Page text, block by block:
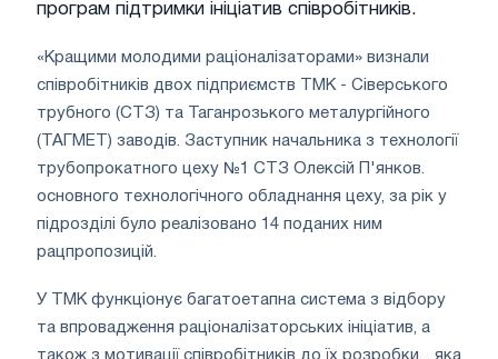
програм підтримки ініціатив співробітників.
«Кращими молодими раціоналізаторами» визнали
співробітників двох підприємств ТМК - Сіверського
трубного (СТЗ) та Таганрозького металургійного
(ТАГМЕТ) заводів. Заступник начальника з технології
трубопрокатного цеху №1 СТЗ Олексій П'янков.
основного технологічного обладнання цеху, за рік у
підрозділі було реалізовано 14 поданих ним
рацпропозицій.
У ТМК функціонує багатоетапна система з відбору
та впровадження раціоналізаторських ініціатив, а
також з мотивації співробітників до їх розробки. , яка